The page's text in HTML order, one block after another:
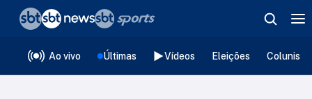
Ao vivo Últimas Vídeos Eleições
❮voltar
Editorias